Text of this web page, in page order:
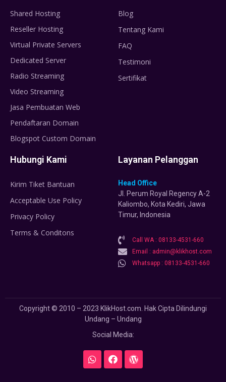
Shared Hosting
Reseller Hosting
Virtual Private Servers
Dedicated Server
Radio Streaming
Video Streaming
Jasa Pembuatan Web
Pendaftaran Domain
Blogspot Custom Domain
Blog
Tentang Kami
FAQ
Testimoni
Sertifikat
Hubungi Kami
Kirim Tiket Bantuan
Acceptable Use Policy
Privacy Policy
Terms & Conditons
Layanan Pelanggan
Head Office
Jl. Perum Royal Regency A-2
Kaliombo, Kota Kediri, Jawa
Timur, Indonesia
Call WA : 08133-4531-660
Email : admin@klikhost.com
Whatsapp : 08133-4531-660
Copyright © 2010 – 2023 KlikHost.com. Hak Cipta Dilindungi
Undang – Undang
Social Media: